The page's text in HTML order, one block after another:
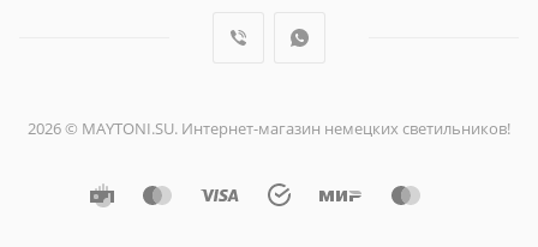
2026 © MAYTONI.SU. Интернет-магазин немецких светильников!